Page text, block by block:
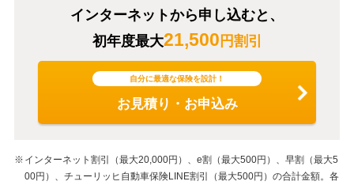
インターネットから申し込むと、
初年度最大21,500 円割引
自分に最適な保険を設計！
お見積り・お申込み
インターネット割引（最大20,000円）、e割（最大500円）、早割（最大5
00円）、チューリッヒ自動車保険LINE割引（最大500円）の合計金額。各